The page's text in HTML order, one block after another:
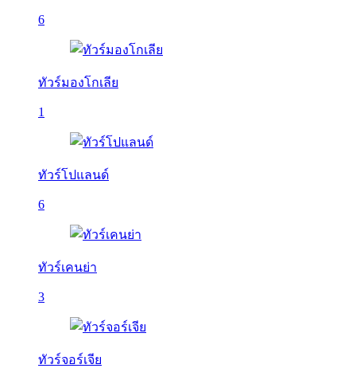
6
ทัวร์มองโกเลีย
1
ทัวร์โปแลนด์
6
ทัวร์เคนย่า
3
ทัวร์จอร์เจีย